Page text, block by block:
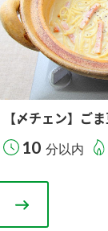
【〆チェン】ご
10 分以内